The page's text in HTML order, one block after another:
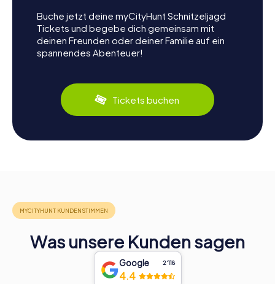
Buche jetzt deine myCityHunt Schnitzeljagd
Tickets und begebe dich gemeinsam mit
deinen Freunden oder deiner Familie auf ein
spannendes Abenteuer!
Tickets buchen
Was unsere Kunden sagen
Google 2‘118
4.4